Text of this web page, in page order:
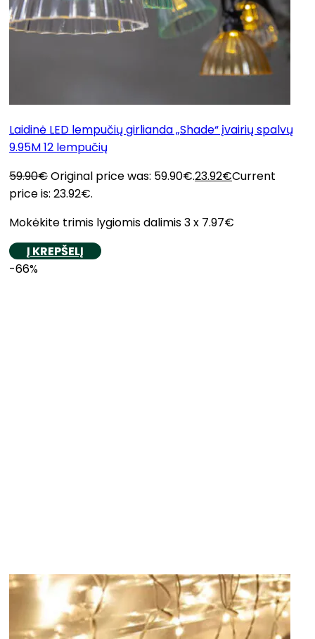
Laidinė LED lempučių girlianda „Shade“ įvairių spalvų
9.95M 12 lempučių
59.90€Original price was: 59.90€.23.92€Current
price is: 23.92€.
Mokėkite trimis lygiomis dalimis 3 x 7.97€
Į KREPŠELĮ
-66%